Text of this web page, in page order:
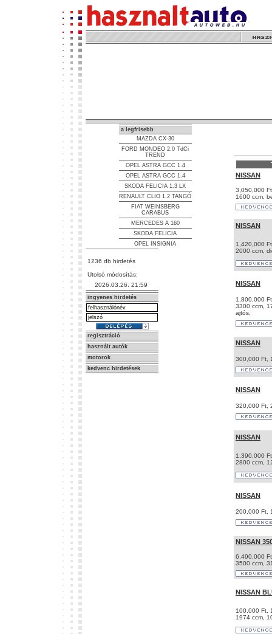
a legfrisebb
MAZDA CX-30
FORD MONDEO 2.0 TdCi
TREND
OPEL ASTRA GCC 1.4
OPEL ASTRA GCC 1.4
SKODA FELICIA 1.3 LX
RENAULT CLIO 1.2 TANGÓ
FIAT WEINSBERG
CARABUS
MERCEDES A 160
SKODA FELICIA
OPEL INSIGNIA
1236 db hirdetés
Utolsó módosítás:
2026.03.26. 21:59
ingyenes hirdetés
regisztráció
használt autók
motorok
kedvenc hirdetések
NISSAN
3,050,000
1600 ccm,
NISSAN
1,420,000
2000 ccm,
NISSAN
1,800,000
3300 ccm,
ajtós,
NISSAN
300,000 Ft,
NISSAN
320,000 Ft,
NISSAN
1,390,000
2800 ccm,
NISSAN
200,000 Ft,
NISSAN
6,490,000
3500 ccm,
NISSAN
100,000 Ft,
1974 ccm,